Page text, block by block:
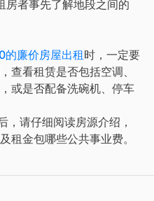
房者事先了解地段之间的
廉价房屋出租时，一定要
查看租赁是否包括空调、
或是否配备洗碗机、停车
请仔细阅读房源介绍，
租金包哪些公共事业费。